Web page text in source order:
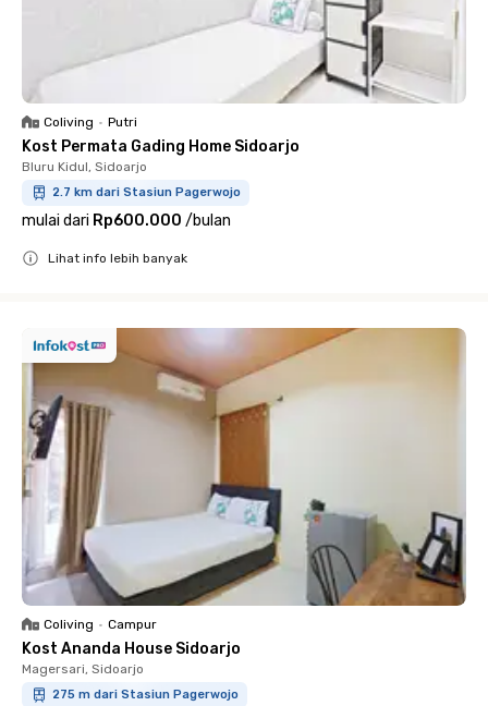
Coliving • Putri
Kost Permata Gading Home Sidoarjo
Bluru Kidul, Sidoarjo
2.7 km dari Stasiun Pagerwojo
mulai dari Rp600.000 /bulan
Lihat info lebih banyak
Coliving • Campur
Kost Ananda House Sidoarjo
Magersari, Sidoarjo
275 m dari Stasiun Pagerwojo